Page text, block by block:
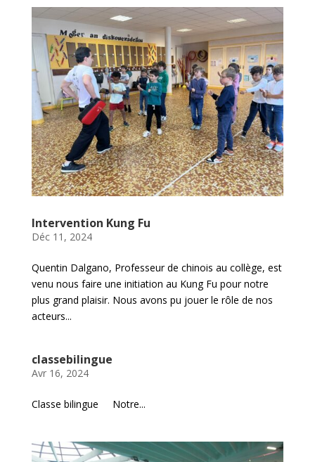
Intervention Kung Fu
Déc 11, 2024
Quentin Dalgano, Professeur de chinois au collège, est
venu nous faire une initiation au Kung Fu pour notre
plus grand plaisir. Nous avons pu jouer le rôle de nos
acteurs...
classebilingue
Avr 16, 2024
Classe bilingue Notre...